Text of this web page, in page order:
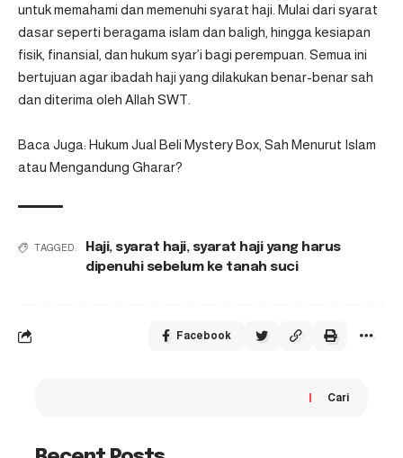
untuk memahami dan memenuhi syarat haji. Mulai dari syarat
dasar seperti beragama islam dan baligh, hingga kesiapan
fisik, finansial, dan hukum syar’i bagi perempuan. Semua ini
bertujuan agar ibadah haji yang dilakukan benar-benar sah
dan diterima oleh Allah SWT.
Baca Juga: Hukum Jual Beli Mystery Box, Sah Menurut Islam
atau Mengandung Gharar?
TAGGED: Haji, syarat haji, syarat haji yang harus
dipenuhi sebelum ke tanah suci
Facebook
Cari